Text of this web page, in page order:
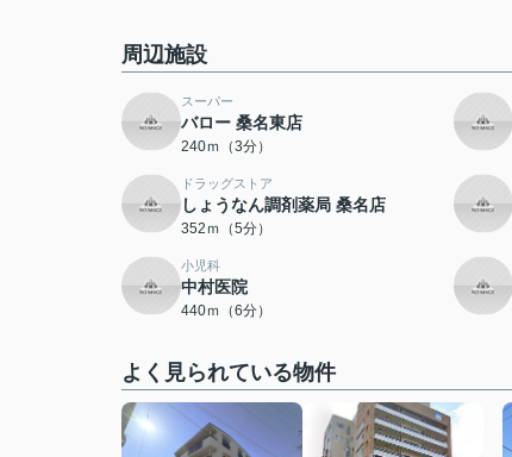
周辺施設
スーパー
バロー 桑名東店
240ｍ（3分）
ドラッグストア
しょうなん調剤薬局 桑名店
352ｍ（5分）
小児科
中村医院
440ｍ（6分）
よく見られている物件